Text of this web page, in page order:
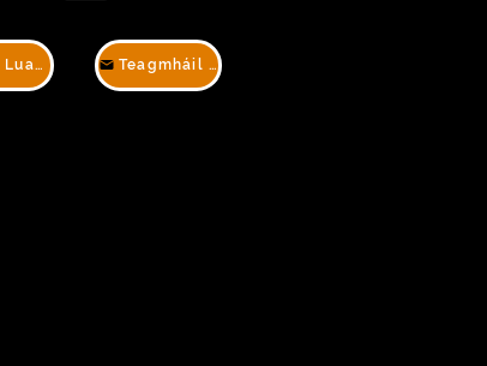
Teagmháil &amp; Luachan Teagmháil &amp; Luachan